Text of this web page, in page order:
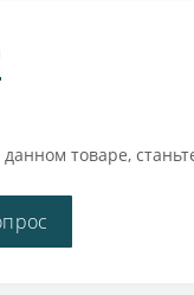
товаре,